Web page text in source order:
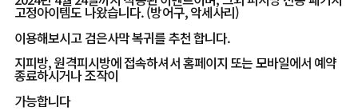
고정아이템도 나왔습니다. (방어구, 악세사리)
이용해보시고 검은사막 복귀를 추천 합니다.
지피방, 원격피시방에 접속하셔서 홈페이지 또는 모바일에서 예약
종료하시거나 조작이
가능합니다